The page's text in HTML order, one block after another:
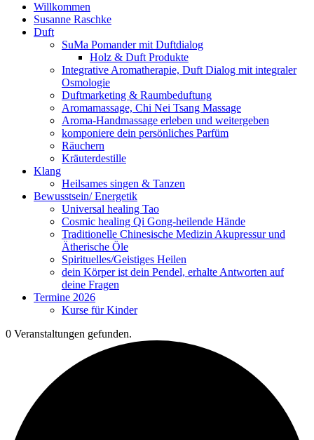
Willkommen
Susanne Raschke
Duft
SuMa Pomander mit Duftdialog
Holz & Duft Produkte
Integrative Aromatherapie, Duft Dialog mit integraler
Osmologie
Duftmarketing & Raumbeduftung
Aromamassage, Chi Nei Tsang Massage
Aroma-Handmassage erleben und weitergeben
komponiere dein persönliches Parfüm
Räuchern
Kräuterdestille
Klang
Heilsames singen & Tanzen
Bewusstsein/ Energetik
Universal healing Tao
Cosmic healing Qi Gong-heilende Hände
Traditionelle Chinesische Medizin Akupressur und
Ätherische Öle
Spirituelles/Geistiges Heilen
dein Körper ist dein Pendel, erhalte Antworten auf
deine Fragen
Termine 2026
Kurse für Kinder
0 Veranstaltungen gefunden.